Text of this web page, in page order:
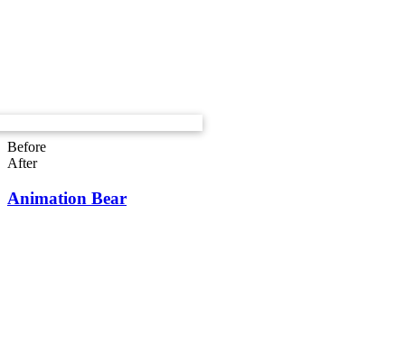
Before
After
Animation Bear